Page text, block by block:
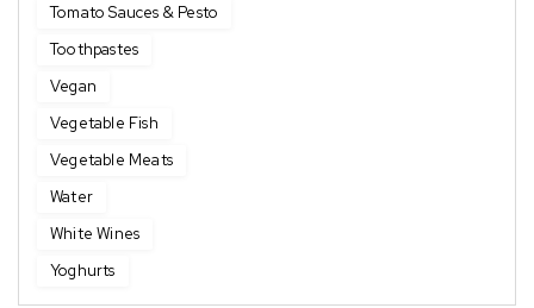
Tomato Sauces & Pesto
Toothpastes
Vegan
Vegetable Fish
Vegetable Meats
Water
White Wines
Yoghurts